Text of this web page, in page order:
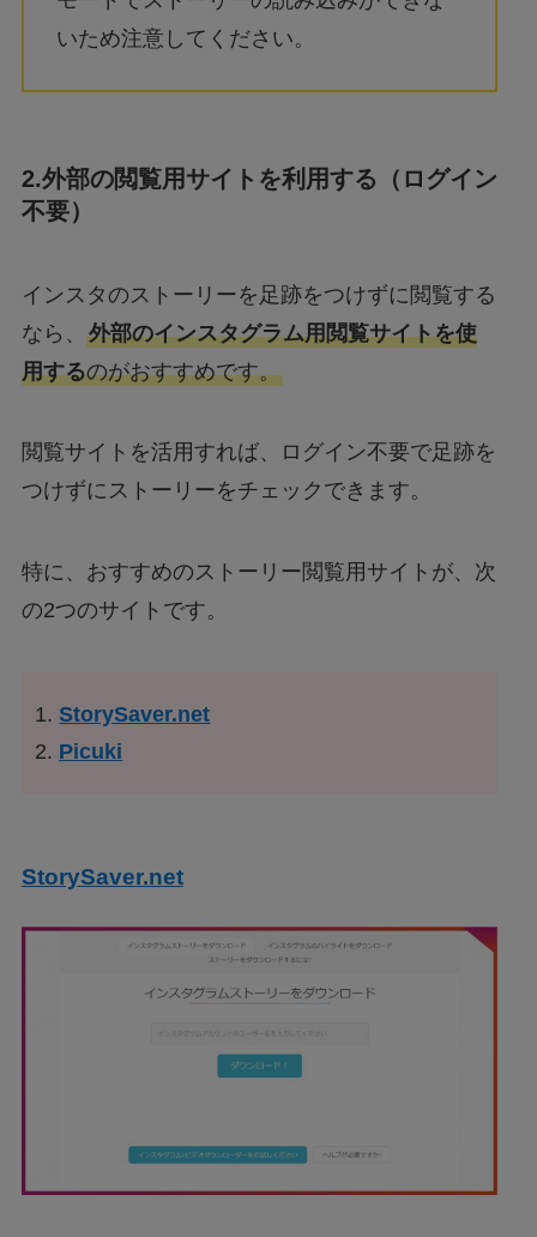
いため注意してください。
2.外部の閲覧用サイトを利用する（ログイン
不要）
インスタのストーリーを足跡をつけずに閲覧する
なら、 外部のインスタグラム用閲覧サイトを使
用するのがおすすめです。
閲覧サイトを活用すれば、ログイン不要で足跡を
つけずにストーリーをチェックできます。
特に、おすすめのストーリー閲覧用サイトが、次
の2つのサイトです。
StorySaver.net
Picuki
StorySaver.net